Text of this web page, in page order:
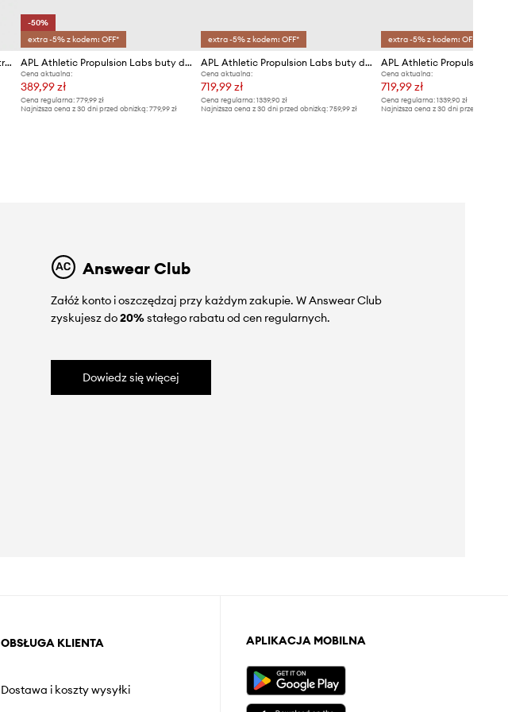
APL Athletic Propulsion Labs buty treningowe TechLoom Traveler
-50%
extra -5% z kodem: OFF*
APL Athletic Propulsion Labs buty do biegania TechLoom Phantom
Cena aktualna:
389,99 zł
Cena regularna: 779,99 zł
Najniższa cena z 30 dni przed obniżką: 779,99 zł
extra -5% z kodem: OFF*
APL Athletic Propulsion Labs buty do biegania Streamline
Cena aktualna:
719,99 zł
Cena regularna:1339,90 zł
Najniższa cena z 30 dni przed obniżką:759,99 zł
extra -5% z kodem: OFF*
Cena aktualna:
719,99 zł
Cena regularna: 1339,90 zł
Najniższa cena z 30 dni przed obniżką:
Answear Club
Załóż konto i oszczędzaj przy każdym zakupie. W Answear Club
zyskujesz do20%stałego rabatu od cen regularnych.
Dowiedz się więcej
OBSŁUGA KLIENTA
Dostawa i koszty wysyłki
APLIKACJA MOBILNA